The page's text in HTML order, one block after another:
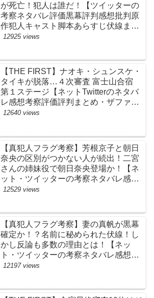
が死亡！犯人は誰だ！【ツイッターの
考察ネタバレ評価黒幕評判感想批判原
作犯人キャスト脚本あらすじ伏線まと
め】
12925 views
【THE FIRST】ナオキ・シュンスケ・
タイキが脱落…４次審査 富士山合宿
第１ステージ【ネットTwitterのネタバ
レ感想考察評価評判まとめ・ザファー
スト・スッキリ・BE:FIRST・ビーフ
12640 views
【真犯人フラグ考察】芳根京子と朝日
奈央の区別がつかない人が続出！二宮
さんの姉妹役で朝日奈央登場か！【ネ
ット・ツイッターの考察ネタバレ感想
評価評判あらすじ原作犯人キャスト黒
12529 views
【真犯人フラグ考察】妻の真帆が黒幕
確定か！？名前に秘められた伏線！し
かし反論も多数の理由とは！【ネッ
ト・ツイッターの考察ネタバレ感想評
価評判あらすじ原作犯人キャスト黒幕
12197 views